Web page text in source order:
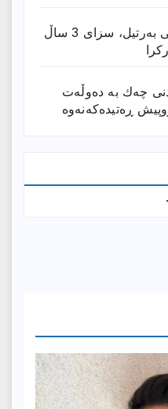
بەغداد.. بە تۆمەتی داواكردنی بەرتیل، سزای 3 ساڵ
چەك بە دەوڵەت
ڕەتیدەکەنەوە